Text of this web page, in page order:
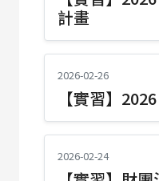
計畫
2026-02-26
【實習】
2026-02-24